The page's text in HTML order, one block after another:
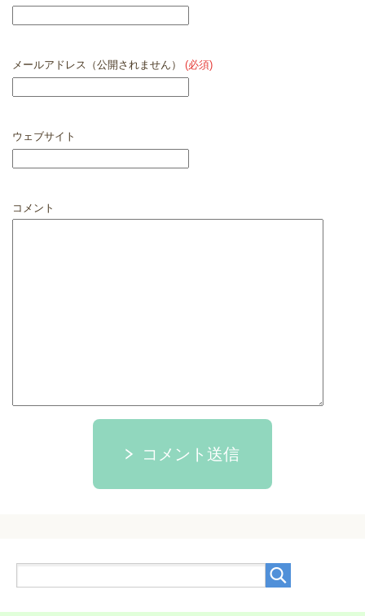
メールアドレス（公開されません） (必須)
ウェブサイト
コメント
コメント送信